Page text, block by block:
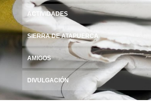
ACTIVIDADES
SIERRA DE ATAPUERCA
AMIGOS
DIVULGACIÓN